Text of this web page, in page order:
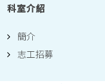
科室介紹
簡介
志工招募